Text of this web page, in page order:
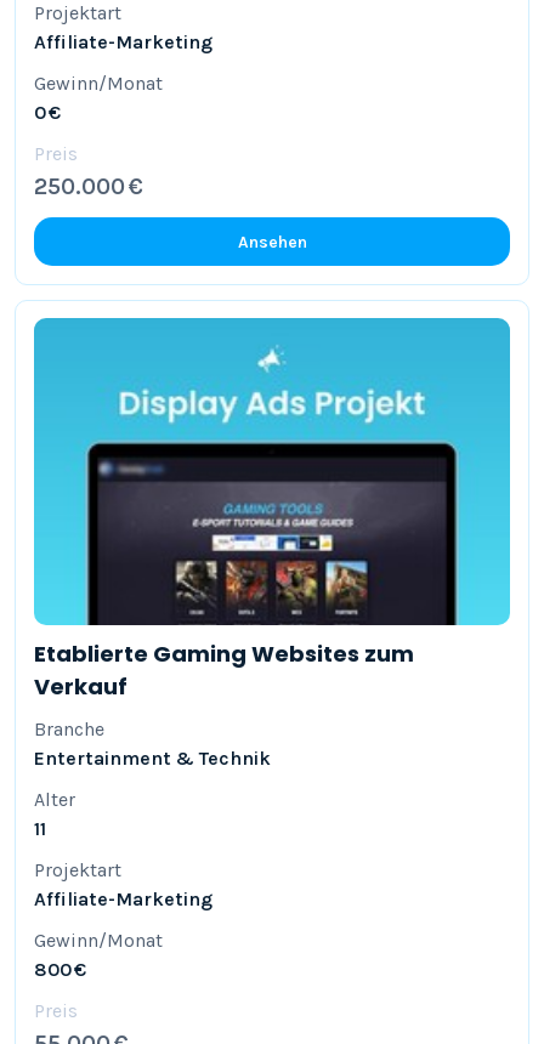
Projektart
Affiliate-Marketing
Gewinn/Monat
0 €
Preis
250.000 €
Ansehen
Etablierte Gaming Websites zum
Verkauf
Branche
Entertainment & Technik
Alter
11
Projektart
Affiliate-Marketing
Gewinn/Monat
800 €
Preis